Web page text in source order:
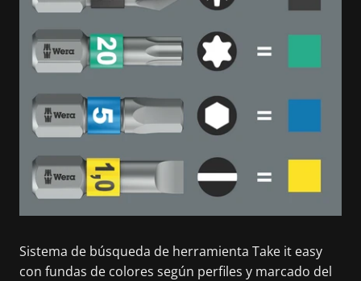
Sistema de búsqueda de herramienta Take it easy
con fundas de colores según perfiles y marcado del